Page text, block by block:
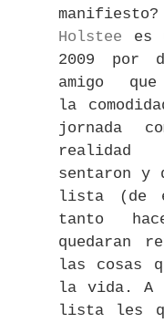
manifiesto?
Holstee es
2009 por
amigo
la
jornada
realidad
sentaron y
lista (de
tanto
quedaran
las cosas
la vida. A
lista les